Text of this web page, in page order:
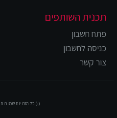
תכנית השותפים
פתח חשבון
כניסה לחשבון
צור קשר
(c) כל הזכויות שמורות ל-Date4Sex.co.il - הכרויות סקס דיסקרטיות בחינם